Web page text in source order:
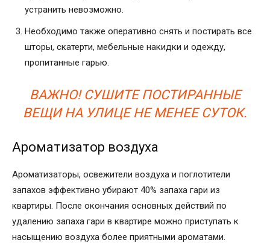
устранить невозможно.
Необходимо также оперативно снять и постирать все
шторы, скатерти, мебельные накидки и одежду,
пропитанные гарью.
ВАЖНО! СУШИТЕ ПОСТИРАННЫЕ
ВЕЩИ НА УЛИЦЕ НЕ МЕНЕЕ СУТОК.
Ароматизатор воздуха
Ароматизаторы, освежители воздуха и поглотители
запахов эффективно убирают 40% запаха гари из
квартиры. После окончания основных действий по
удалению запаха гари в квартире можно приступать к
насыщению воздуха более приятными ароматами.